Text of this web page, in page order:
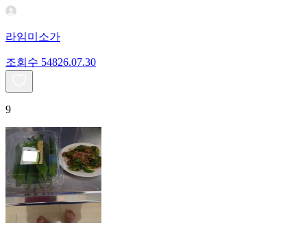
라임미소가
조회수 54826.07.30
9